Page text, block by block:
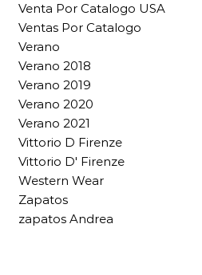
Venta Por Catalogo USA
Ventas Por Catalogo
Verano
Verano 2018
Verano 2019
Verano 2020
Verano 2021
Vittorio D Firenze
Vittorio D' Firenze
Western Wear
Zapatos
zapatos Andrea